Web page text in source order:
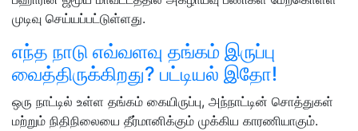
முடிவு செய்யப்பட்டுள்ளது.
எந்த நாடு எவ்வளவு தங்கம் இருப்பு
வைத்திருக்கிறது? பட்டியல் இதோ!
ஒரு நாட்டில் உள்ள தங்கம் கையிருப்பு, அந்நாட்டின் சொத்துகள்
மற்றும் நிதிநிலையை தீர்மானிக்கும் முக்கிய காரணியாகும்.